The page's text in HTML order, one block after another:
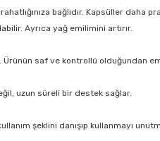
bağlıdır. Kapsüller daha
Ayrıca yağ emilimini artırır.
Ürünün saf ve kontrollü olduğundan
uzun süreli bir destek sağlar.
şeklini danışıp kullanmayı